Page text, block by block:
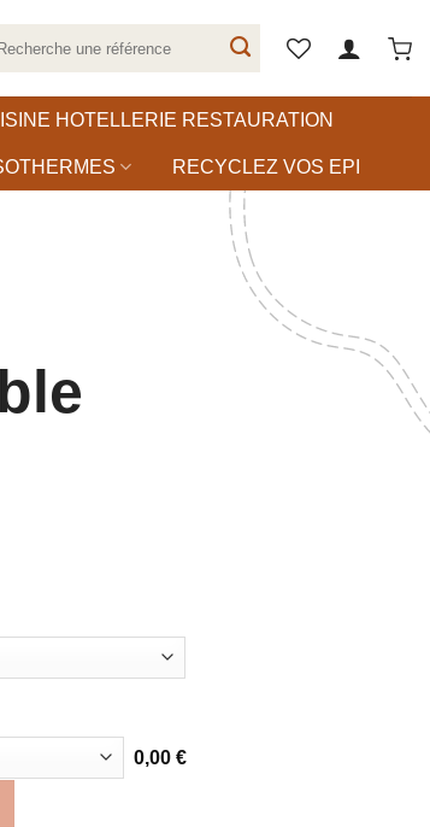
:
HOTELLERIE RESTAURATION
RECYCLEZ VOS EPI
0,00 €